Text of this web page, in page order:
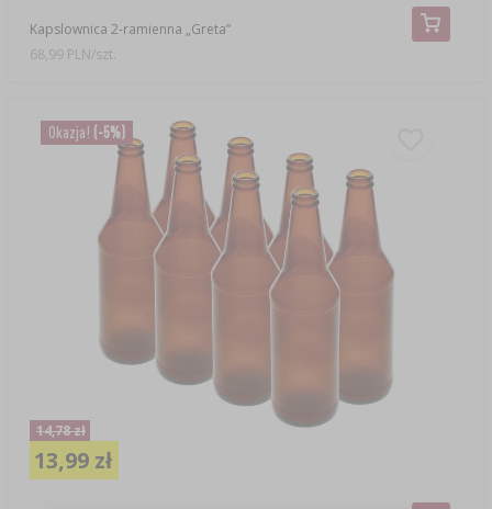
Kapslownica 2-ramienna „Greta”
68,99 PLN/szt.
Okazja! (-5%)
14,78 zł
13,99 zł